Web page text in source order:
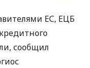
ЕС, ЕЦБ
сообщил